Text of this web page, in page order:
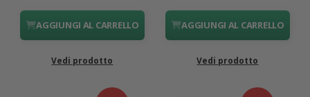
AGGIUNGI AL CARRELLO
Vedi prodotto
AGGIUNGI AL CARRELLO
Vedi prodotto